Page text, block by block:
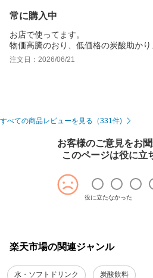
常に購入中
お店で使ってます。
物価高騰のおり、低価格の炭酸助かり
注文日：2026/06/21
すべての商品レビューを見る（331件)
お客様のご意見をお
このページは役に立
役に立たなかった
楽天市場の関連ジャンル
水・ソフトドリンク 炭酸飲料